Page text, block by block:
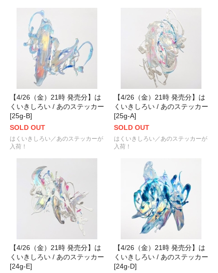
【4/26（金）21時 発売分】は
くいきしろい / あのステッカー
[25g-B]
SOLD OUT
はくいきしろい／あのステッカーが
入荷！
【4/26（金）21時 発売分】は
くいきしろい / あのステッカー
[25g-A]
SOLD OUT
はくいきしろい／あのステッカーが
入荷！
【4/26（金）21時 発売分】は
くいきしろい / あのステッカー
[24g-E]
【4/26（金）21時 発売分】は
くいきしろい / あのステッカー
[24g-D]